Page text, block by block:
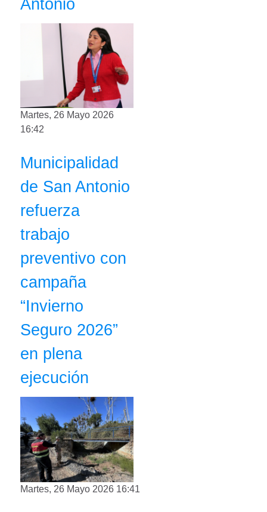
Antonio
Martes, 26 Mayo 2026
16:42
Municipalidad
de San Antonio
refuerza
trabajo
preventivo con
campaña
“Invierno
Seguro 2026”
en plena
ejecución
Martes, 26 Mayo 2026 16:41